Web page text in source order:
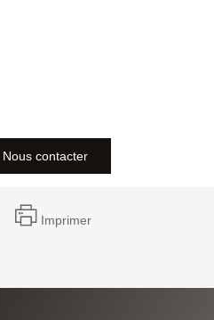
Nous contacter
Imprimer